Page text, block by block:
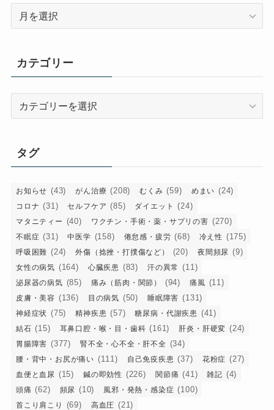
ブ
カテゴリー
ー
タグ
お知らせ (43) がん治療 (208) むくみ (59) めまい (24)
コロナ (31) セルフケア (85) ダイエット (24)
マタニティー (40) ワクチン・手術・薬・サプリの害 (270)
不眠症 (31) 中医学 (158) 倦怠感・疲労 (68) 冷え性 (175)
呼吸困難 (24) 外傷（捻挫・打撲傷など） (20) 夜間頻尿 (9)
女性の病気 (164) 心臓疾患 (83) 汗の異常 (11)
泌尿器の病気 (85) 痛み（筋肉・関節） (94) 痛風 (11)
皮膚・美容 (136) 目の病気 (50) 睡眠障害 (131)
神経症状 (75) 精神疾患 (57) 糖尿病・代謝疾患 (41)
結石 (15) 耳鼻口腔・喉・目・歯科 (161) 肝炎・肝硬変 (24)
胃腸障害 (377) 腎不全・心不全・肝不全 (34)
腰・背中・お尻が痛い (111) 自己免疫疾患 (37) 花粉症 (27)
血便と血尿 (15) 鍼の即効性 (226) 関節痛 (41) 雑記 (4)
頭痛 (62) 頻尿 (10) 風邪・発熱・感染症 (100)
首こり肩こり (69) 高血圧 (21)